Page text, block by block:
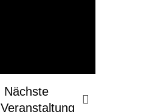
Nächste
Veranstaltung